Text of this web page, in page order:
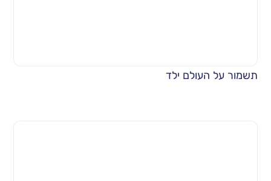
תשמור על העולם ילד